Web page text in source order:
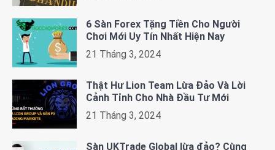
6 Sàn Forex Tặng Tiền Cho Người
Chơi Mới Uy Tín Nhất Hiện Nay
21 Tháng 3, 2024
Thật Hư Lion Team Lừa Đảo Và Lời
Cảnh Tỉnh Cho Nhà Đầu Tư Mới
21 Tháng 3, 2024
Sàn UKTrade Global lừa đảo? Cùng